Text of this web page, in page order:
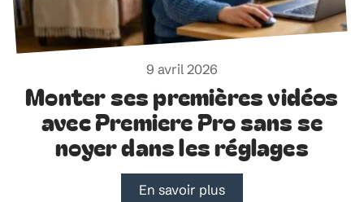
9 avril 2026
Monter ses premières vidéos
avec Premiere Pro sans se
noyer dans les réglages
En savoir plus